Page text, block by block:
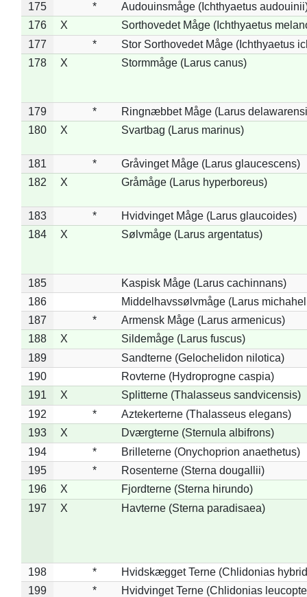
175 *
Audouinsmåge (Ichthyaetus
176
X
Sorthovedet Måge (Ichthyaetus
177
*
Stor Sorthovedet Måge (Ichthyaetus
178
X Stormmåge (Larus canus)
179 *
Ringnæbbet Måge (Larus
180
X Svartbag (Larus marinus)
181 *
Gråvinget Måge (Larus glaucescens)
182
X Gråmåge (Larus hyperboreus)
183 *
Hvidvinget Måge (Larus glaucoides)
184
X Sølvmåge (Larus argentatus)
185
Kaspisk Måge (Larus cachinnans)
186
Middelhavssølvmåge (Larus
187
*
Armensk Måge (Larus armenicus)
188
X
Sildemåge (Larus fuscus)
189
Sandterne (Gelochelidon nilotica)
190
Rovterne (Hydroprogne caspia)
191
X
Splitterne (Thalasseus sandvicensis)
192
*
Aztekerterne (Thalasseus elegans)
193
X
Dværgterne (Sternula albifrons)
194
*
Brilleterne (Onychoprion anaethetus)
195
*
Rosenterne (Sterna dougallii)
196
X
Fjordterne (Sterna hirundo)
197
X Havterne (Sterna paradisaea)
198 *
Hvidskægget Terne (Chlidonias
199
*
Hvidvinget Terne (Chlidonias